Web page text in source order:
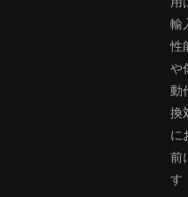
輸
性
や
動
換
に
前
す